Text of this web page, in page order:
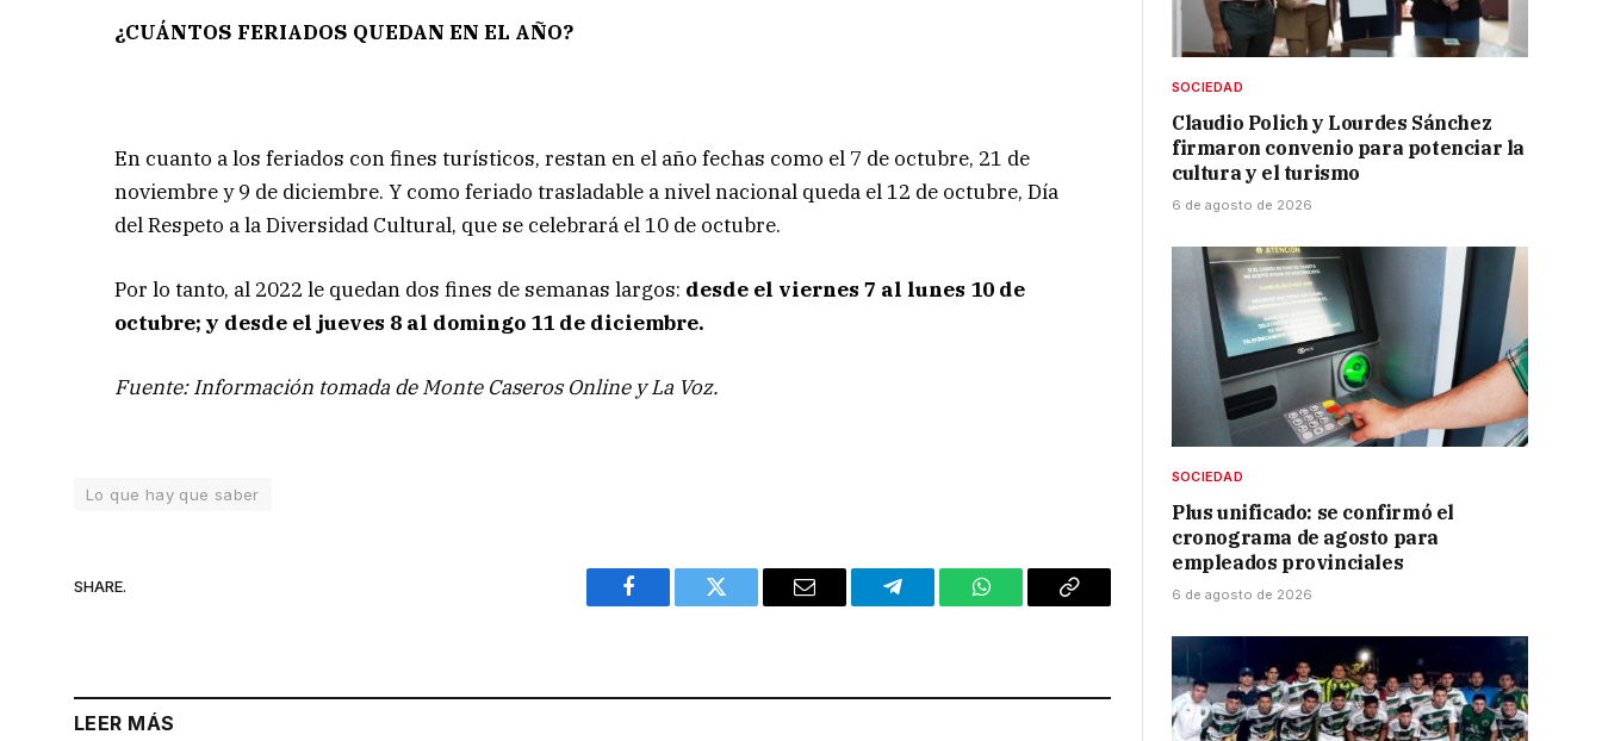
¿CUÁNTOS FERIADOS QUEDAN EN EL AÑO?
En cuanto a los feriados con fines turísticos, restan en el año fechas como el 7 de octubre, 21 de
noviembre y 9 de diciembre. Y como feriado trasladable a nivel nacional queda el 12 de octubre, Día
del Respeto a la Diversidad Cultural, que se celebrará el 10 de octubre.
Por lo tanto, al 2022 le quedan dos fines de semanas largos: desde el viernes 7 al lunes 10 de
octubre; y desde el jueves 8 al domingo 11 de diciembre.
Fuente: Información tomada de Monte Caseros Online y La Voz.
Lo que hay que saber
SHARE.
Facebook Twitter Email Telegram WhatsAppCopy
LEER MÁS
SOCIEDAD
Claudio Polich y Lourdes Sánchez
firmaron convenio para potenciar la
cultura y el turismo
6 de agosto de 2026
SOCIEDAD
Plus unificado: se confirmó el
cronograma de agosto para
empleados provinciales
6 de agosto de 2026